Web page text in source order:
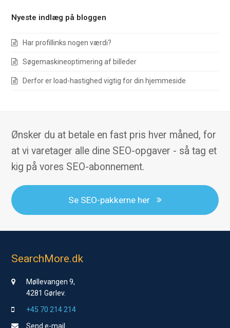
Nyeste indlæg på bloggen
Har profillinks nogen værdi?
Søgemaskineoptimering af billeder
Derfor er load-hastighed vigtig for din hjemmeside
Ønsker du at betale en fast pris hver måned, for
at vi varetager alle dine SEO-opgaver - så tag et
kig på vores SEO-abonnement.
Se SEO-pakkerne her
SearchMore.dk
Møllevangen 9,
4281 Gørlev.
+45 70 214 214
Send e-mail